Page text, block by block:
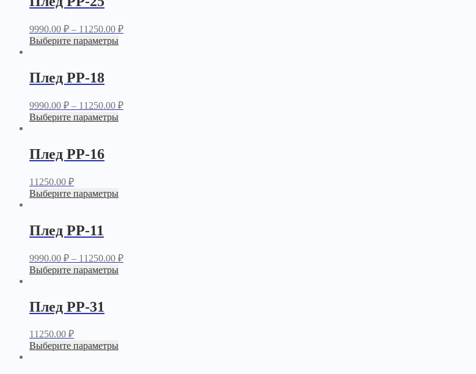
9990.00 ₽ – 11250.00 ₽
Выберите параметры
Плед PP-18
9990.00 ₽ – 11250.00 ₽
Выберите параметры
Плед PP-16
11250.00 ₽
Выберите параметры
Плед PP-11
9990.00 ₽ – 11250.00 ₽
Выберите параметры
Плед PP-31
11250.00 ₽
Выберите параметры